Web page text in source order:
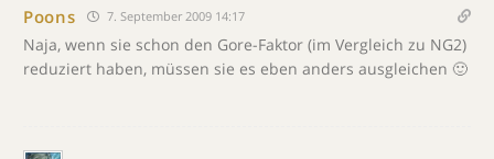
Poons 7. September 2009 14:17
Naja, wenn sie schon den Gore-Faktor (im Vergleich zu NG2)
reduziert haben, müssen sie es eben anders ausgleichen 🙂